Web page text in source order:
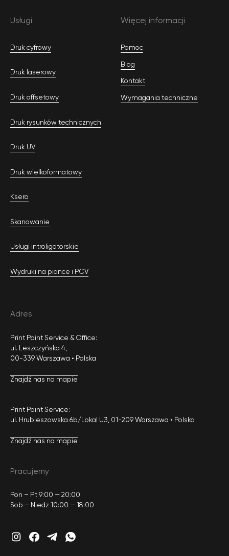
Adres
Print Point Service & Office:
ul. Leszczyńska 4,
00-339 Warszawa • Polska
Znajdź nas na mapie
Print Point Service:
ul. Hrubieszowska 6b/Lokal U3, 01-209 Warszawa • Polska
Znajdź nas na mapie
Pracujemy
Pon – Pt 9:00 — 20:00
Sob – Niedz 10:00 — 18:00
Usługi
Druk cyfrowy
Druk laserowy
Druk offsetowy
Druk rysunków technicznych
Druk UV
Druk wielkoformatowy
Ksero
Skanowanie
Usługi introligatorskie
Wydruki na piance i PCV
Więcej informacji
Pomoc
Blog
Kontakt
Wymagania techniczne